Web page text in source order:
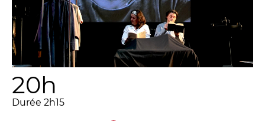
20h
Durée 2h15